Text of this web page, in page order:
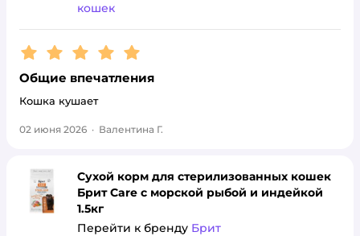
кошек
Рейтинг:5
Общие впечатления
Кошка кушает
02 июня 2026 · Валентина Г.
Сухой корм для стерилизованных кошек
Брит Care с морской рыбой и индейкой
1.5кг
Перейти к бренду Брит